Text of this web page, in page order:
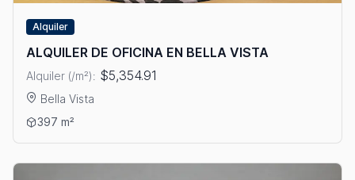
Alquiler
ALQUILER DE OFICINA EN BELLA VISTA
Alquiler (/m²): $5,354.91
Bella Vista
Ver detalles: ALQUILER DE OFICINA EN BELLA VISTA
397 m²